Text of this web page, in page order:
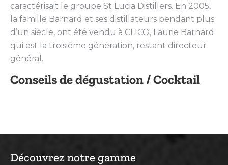
caractérisait le groupe St Lucia Distillers. En 2005,
la famille Barnard et ses distillateurs pendant plus
d’un siècle, ont été vendu à CLICO, Laurie Barnard
qui est la troisième génération, restant directeur
général.
Conseils de dégustation / Cocktail
Découvrez notre gamme